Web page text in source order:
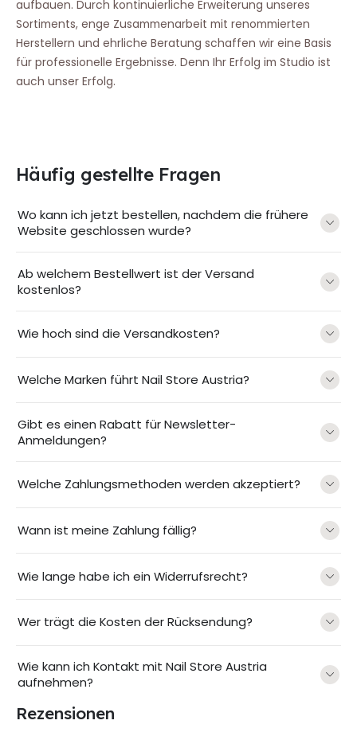
aufbauen. Durch kontinuierliche Erweiterung unseres
Sortiments, enge Zusammenarbeit mit renommierten
Herstellern und ehrliche Beratung schaffen wir eine Basis
für professionelle Ergebnisse. Denn Ihr Erfolg im Studio ist
auch unser Erfolg.
Häufig gestellte Fragen
Wo kann ich jetzt bestellen, nachdem die frühere
Website geschlossen wurde?
Ab welchem Bestellwert ist der Versand
kostenlos?
Wie hoch sind die Versandkosten?
Welche Marken führt Nail Store Austria?
Gibt es einen Rabatt für Newsletter-
Anmeldungen?
Welche Zahlungsmethoden werden akzeptiert?
Wann ist meine Zahlung fällig?
Wie lange habe ich ein Widerrufsrecht?
Wer trägt die Kosten der Rücksendung?
Wie kann ich Kontakt mit Nail Store Austria
aufnehmen?
Rezensionen